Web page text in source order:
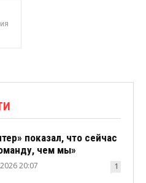
показал, что сейчас
чем мы»
20:07 1